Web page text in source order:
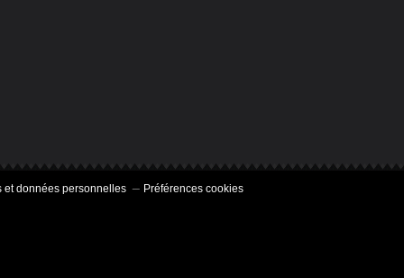
et données personnelles Préférences cookies